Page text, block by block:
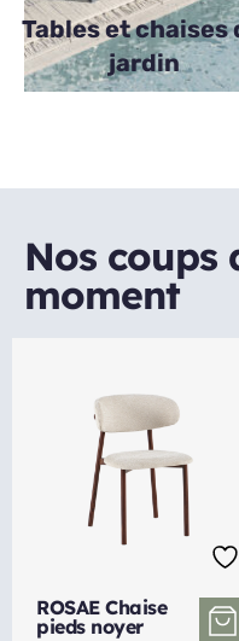
Tables et chaises
jardin
ROSAE Chaise
pieds noyer
Nos
moment